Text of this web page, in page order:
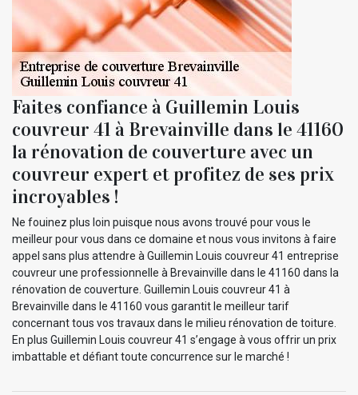
Faites confiance à Guillemin Louis
couvreur 41 à Brevainville dans le 41160
la rénovation de couverture avec un
couvreur expert et profitez de ses prix
incroyables !
Ne fouinez plus loin puisque nous avons trouvé pour vous le
meilleur pour vous dans ce domaine et nous vous invitons à faire
appel sans plus attendre à Guillemin Louis couvreur 41 entreprise
couvreur une professionnelle à Brevainville dans le 41160 dans la
rénovation de couverture. Guillemin Louis couvreur 41 à
Brevainville dans le 41160 vous garantit le meilleur tarif
concernant tous vos travaux dans le milieu rénovation de toiture.
En plus Guillemin Louis couvreur 41 s’engage à vous offrir un prix
imbattable et défiant toute concurrence sur le marché !